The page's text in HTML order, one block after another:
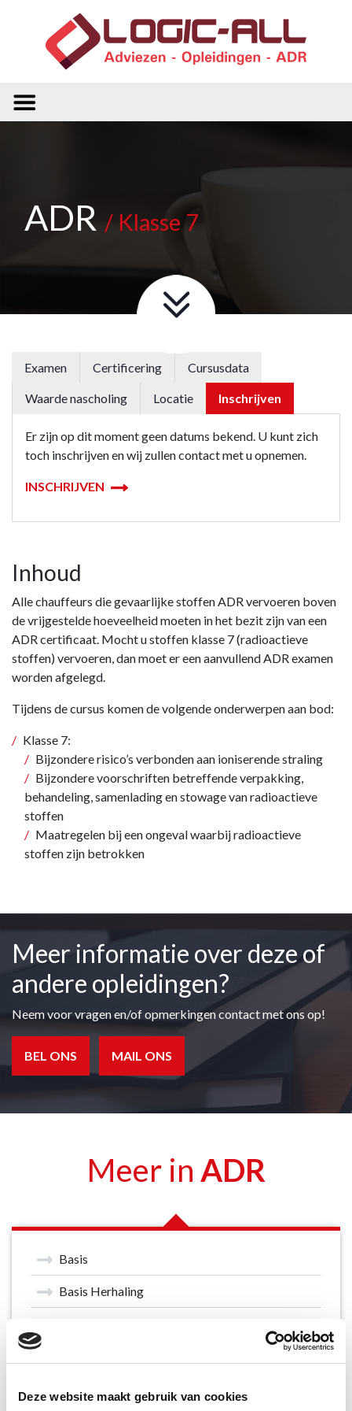
Deze website maakt gebruik van cookies
ADR / Klasse 7
Examen Certificering Cursusdata
Waarde nascholing Locatie Inschrijven
Er zijn op dit moment geen datums bekend. U kunt zich
toch inschrijven en wij zullen contact met u opnemen.
INSCHRIJVEN
Inhoud
Alle chauffeurs die gevaarlijke stoffen ADR vervoeren boven
de vrijgestelde hoeveelheid moeten in het bezit zijn van een
ADR certificaat. Mocht u stoffen klasse 7 (radioactieve
stoffen) vervoeren, dan moet er een aanvullend ADR examen
worden afgelegd.
Tijdens de cursus komen de volgende onderwerpen aan bod:
Klasse 7:
Bijzondere risico’s verbonden aan ioniserende straling
Bijzondere voorschriften betreffende verpakking,
behandeling, samenlading en stowage van radioactieve
stoffen
Maatregelen bij een ongeval waarbij radioactieve
stoffen zijn betrokken
Meer informatie over deze of
andere opleidingen?
Neem voor vragen en/of opmerkingen contact met ons op!
BEL ONS MAIL ONS
Meer in ADR
Basis
Basis Herhaling